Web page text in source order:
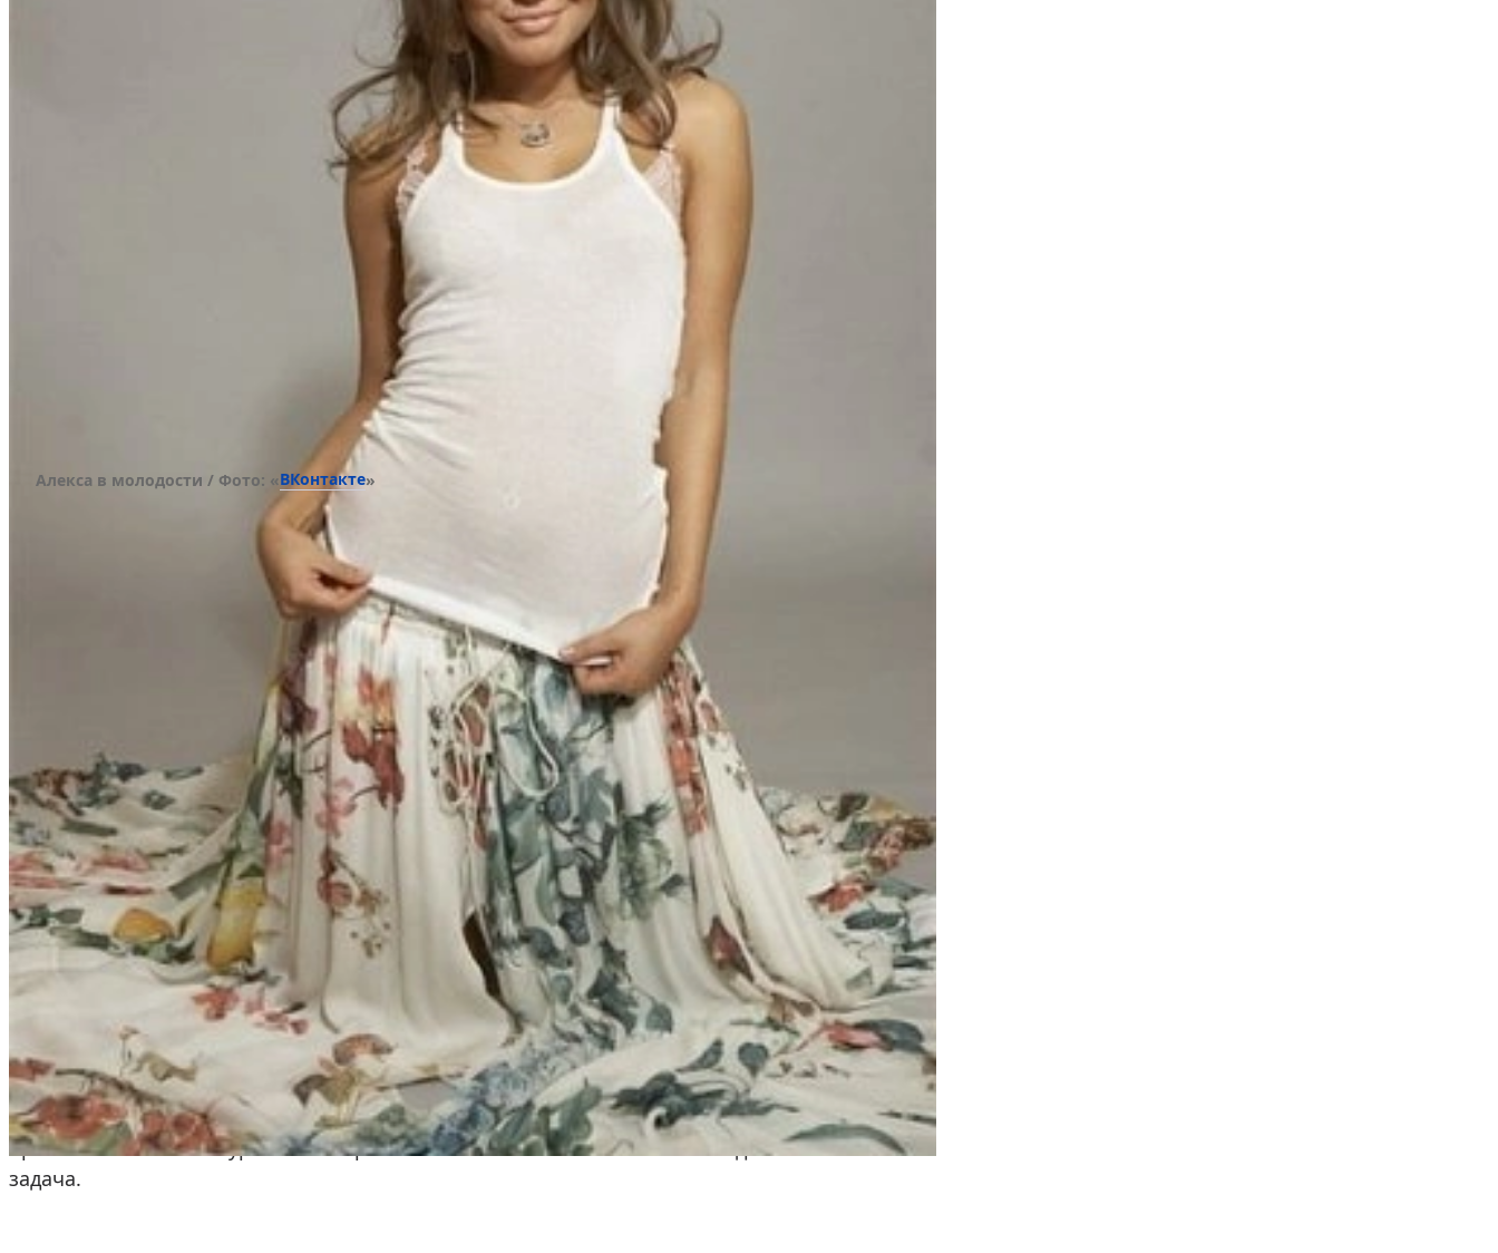
Алекса в молодости / Фото: «ВКонтакте»
Модельный бизнес стал для девушки подготовительным этапом к миру шоу-бизнеса. Здесь
она научилась уверенно держаться перед камерами и работать с людьми.
С 2001 года начала активно развиваться музыкальная биография Александры. Благодаря
финансовой помощи отца, она выпустила свою первую песню под названием «Воздушный
поцелуй», которую можно было услышать на популярных радиостанциях Украины. Затем на
музыкальных каналах появился одноименный клип, а под конец года Алекса презентовала
дебютную пластинку.
После того как Саша окончательно распрощалась со школой, она решила полностью
отдаться творческому процессу. Алекса отправилась покорять Москву, где сотрудничала с
разными продюсерами. Именно в столице перспективная исполнительница увидела новую
возможность для развития карьеры и решила использовать свой шанс.
«Фабрика звезд» и музыка
В 2004 году певица отправилась на кастинг музыкального телепроекта «Фабрика звезд» и
прошла жесткий конкурсный отбор. В психологическом плане это была довольно сложная
задача.